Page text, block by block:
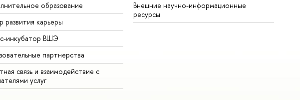
образование
развития карьеры
инкубатор ВШЭ
партнерства
связь и взаимодействие с
услуг
Внешние научно-информационные
ресурсы